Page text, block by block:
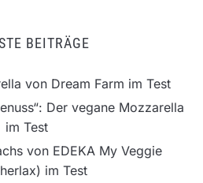
BEITRÄGE
von Dream Farm im Test
Der vegane Mozzarella
im Test
von EDEKA My Veggie
im Test